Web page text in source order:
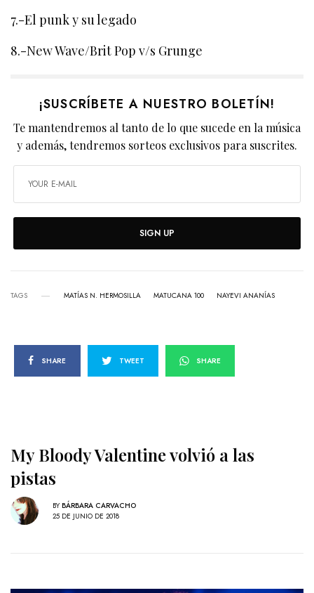
7.-El punk y su legado
8.-New Wave/Brit Pop v/s Grunge
¡SUSCRÍBETE A NUESTRO BOLETÍN!
Te mantendremos al tanto de lo que sucede en la música
y además, tendremos sorteos exclusivos para suscrites.
SIGN UP
TAGS MATÍAS N. HERMOSILLA MATUCANA 100 NAYEVI ANANÍAS
SHARE TWEET SHARE
My Bloody Valentine volvió a las
pistas
BY BÁRBARA CARVACHO
25 DE JUNIO DE 2018